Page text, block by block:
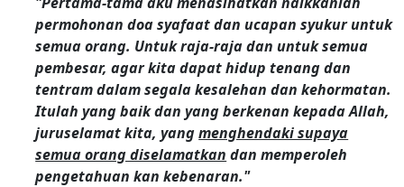
permohonan doa syafaat dan ucapan syukur untuk
semua orang. Untuk raja-raja dan untuk semua
pembesar, agar kita dapat hidup tenang dan
tentram dalam segala kesalehan dan kehormatan.
Itulah yang baik dan yang berkenan kepada Allah,
juruselamat kita, yangmenghendaki supaya
semua orang diselamatkan dan memperoleh
pengetahuan kan kebenaran."